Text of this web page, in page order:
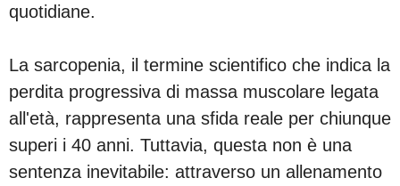
quotidiane.
La sarcopenia, il termine scientifico che indica la
perdita progressiva di massa muscolare legata
all'età, rappresenta una sfida reale per chiunque
superi i 40 anni. Tuttavia, questa non è una
sentenza inevitabile: attraverso un allenamento